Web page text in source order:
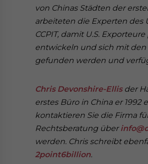
von Chinas Städten der
arbeiteten die Experten des
CCPIT, damit U.S.
entwickeln und sich mit
gefunden werden und
Chris Devonshire-Ellisder
erstes Büro in China er
kontaktieren Sie die Firma
Rechtsberatung über
werden. Chris schreibt
2point6billion.